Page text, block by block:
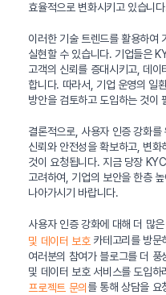
효율적으로 변화시키고 있습니
이러한 기술 트렌드를 활용하여
실현할 수 있습니다. 기업들은
고객의 신뢰를 증대시키고, 데
합니다. 따라서, 기업 운영의 일
방안을 검토하고 도입하는 것이
결론적으로, 사용자 인증 강화를
신뢰와 안전성을 확보하고, 변
것이 요청됩니다. 지금 당장
고려하여, 기업의 보안을 한층
나아가시기 바랍니다.
사용자 인증 강화에 대해 더 많
및 데이터 보호카테고리를 방문
여러분의 참여가 블로그를 더
및 데이터 보호 서비스를 도입
프로젝트 문의를 통해 상담을 요